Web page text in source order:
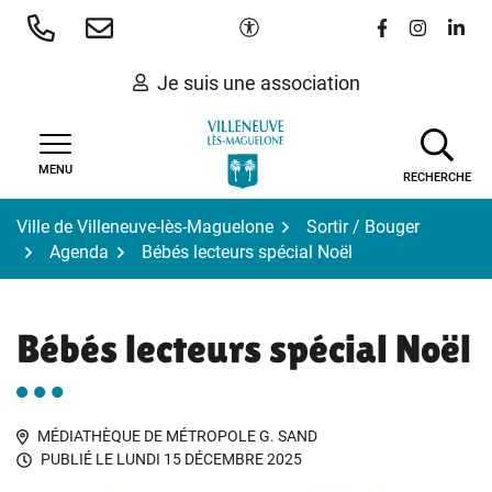
Aller
Paramètres d'accessibilité
Lien vers le
Lien vers
Lien
Je suis une association
MENU
RECHERCHE
Ville de Villeneuve-lès-Maguelone
Sortir / Bouger
Agenda
Bébés lecteurs spécial Noël
Bébés lecteurs spécial Noël
MÉDIATHÈQUE DE MÉTROPOLE G. SAND
PUBLIÉ LE LUNDI 15 DÉCEMBRE 2025